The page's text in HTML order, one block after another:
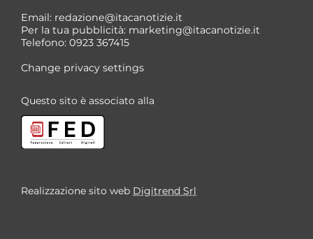
Email: redazione@itacanotizie.it
Per la tua pubblicità: marketing@itacanotizie.it
Telefono: 0923 367415
Change privacy settings
Questo sito è associato alla
Realizzazione sito web Digitrend Srl